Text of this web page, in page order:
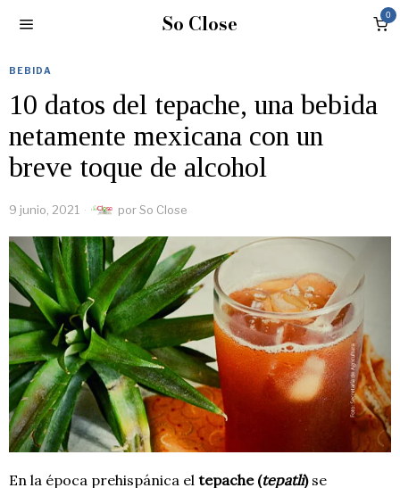
So Close 0
BEBIDA
10 datos del tepache, una bebida
netamente mexicana con un
breve toque de alcohol
9 junio, 2021 porSo Close
En la época prehispánica el tepache (tepatli)se